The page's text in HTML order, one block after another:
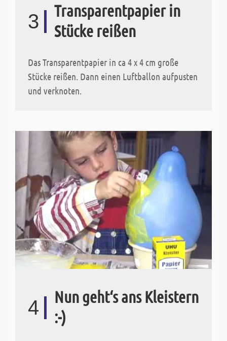
3
Transparentpapier in
Stücke reißen
Das Transparentpapier in ca 4 x 4 cm große
Stücke reißen. Dann einen Luftballon aufpusten
und verknoten.
4
Nun geht‘s ans Kleistern
:-)